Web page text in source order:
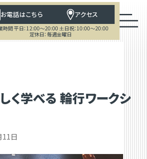
お電話はこちら アクセス
時間 平日：12:00～20:00 土日祝：10:00～20:00
定休日：毎週金曜日
く学べる 輪行ワークシ
11日